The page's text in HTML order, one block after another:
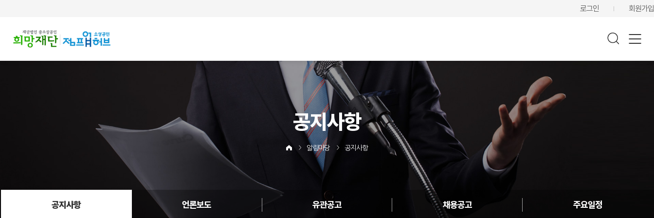
로그인 회원가입
공지사항
알림마당 공지사항
공지사항 언론보도 유관공고 채용공고 주요일정